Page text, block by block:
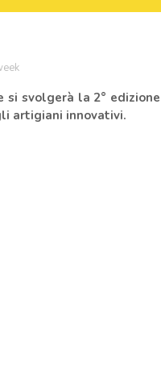
si svolgerà la 2° edizione
artigiani innovativi.